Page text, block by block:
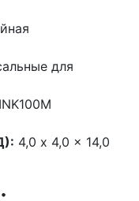
для
4,0 x 4,0 x 14,0